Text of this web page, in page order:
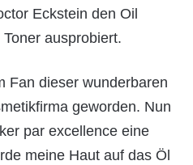
Eckstein den Oil
ausprobiert.
Fan dieser wunderbaren
geworden. Nun
par excellence eine
meine Haut auf das Öl